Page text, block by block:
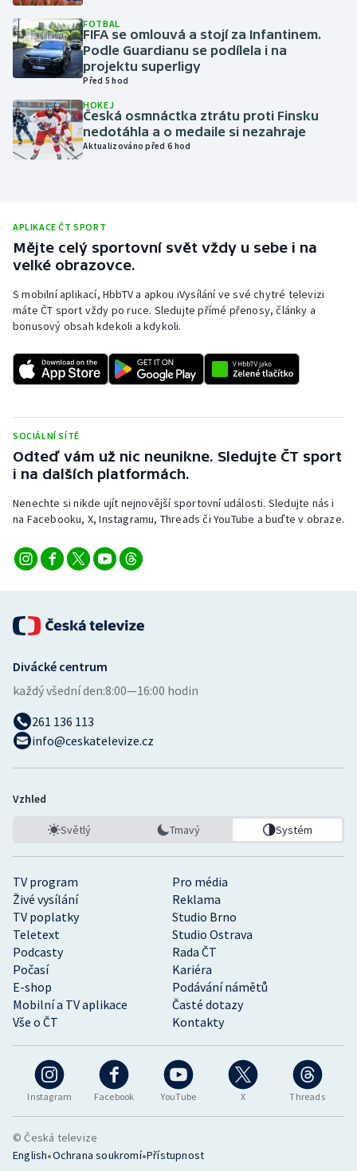
Lyže a snowboard
Moderní pětiboj
Motorsport
Olympijské hry
Parasport
Plážový volejbal
Rychlobruslení
Rychlostní kanoistika
Sportovní střelba
Stolní tenis
Triatlon
Veslování
Volejbal
Ostatní
FOTBAL
FIFA se omlouvá a stojí za Infantinem.
Podle Guardianu se podílela i na
projektu superligy
Před 5 hod
HOKEJ
Česká osmnáctka ztrátu proti Finsku
nedotáhla a o medaile si nezahraje
Aktualizováno před 6 hod
APLIKACE ČT SPORT
Mějte celý sportovní svět vždy u sebe i na
velké obrazovce.
S mobilní aplikací, HbbTV a apkou iVysílání ve své chytré televizi
máte ČT sport vždy po ruce. Sledujte přímé přenosy, články a
bonusový obsah kdekoli a kdykoli.
SOCIÁLNÍ SÍTĚ
Odteď vám už nic neunikne. Sledujte ČT sport
i na dalších platformách.
Nenechte si nikde ujít nejnovější sportovní události. Sledujte nás i
na Facebooku, X, Instagramu, Threads či YouTube a buďte v obraze.
Instagram Facebook YouTube X Threads
TV program
Pro média
Živé vysílání
Reklama
TV poplatky
Studio Brno
Teletext
Studio Ostrava
Podcasty
Rada ČT
Počasí
Kariéra
E-shop
Podávání námětů
Mobilní a TV aplikace
Časté dotazy
Vše o ČT
Kontakty
Divácké centrum
každý všední den:8:00—16:00 hodin
261 136 113
info@ceskatelevize.cz
Vzhled
Světlý Tmavý Systém
© Česká televize
English•Ochrana soukromí•Přístupnost